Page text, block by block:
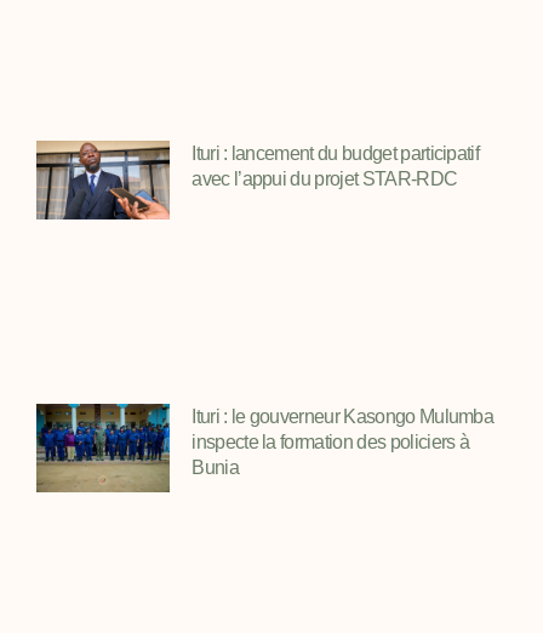
Ituri : lancement du budget participatif
avec l’appui du projet STAR-RDC
Ituri : le gouverneur Kasongo Mulumba
inspecte la formation des policiers à
Bunia